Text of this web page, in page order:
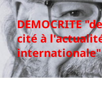
DEMOCRITE
cité à
internationale"